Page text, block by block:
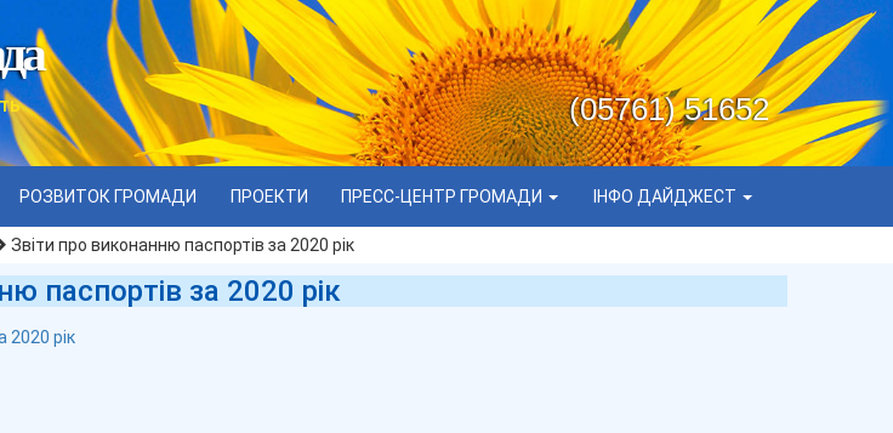
(05761) 51652
РОЗВИТОК ГРОМАДИ ПРОЕКТИ ПРЕСС-ЦЕНТР ГРОМАДИ ІНФО ДАЙДЖЕСТ
Звіти про виконанню паспортів за 2020 рік
паспортів за 2020 рік
2020 рік